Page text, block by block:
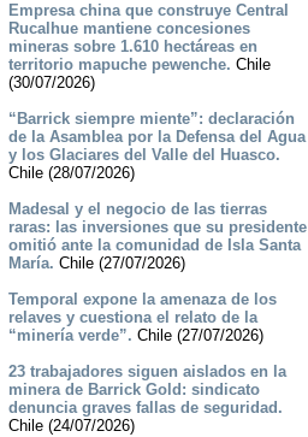
Empresa china que construye Central
Rucalhue mantiene concesiones
mineras sobre 1.610 hectáreas en
territorio mapuche pewenche. Chile
(30/07/2026)
“Barrick siempre miente”: declaración
de la Asamblea por la Defensa del Agua
y los Glaciares del Valle del Huasco.
Chile (28/07/2026)
Madesal y el negocio de las tierras
raras: las inversiones que su presidente
omitió ante la comunidad de Isla Santa
María. Chile (27/07/2026)
Temporal expone la amenaza de los
relaves y cuestiona el relato de la
“minería verde”. Chile (27/07/2026)
23 trabajadores siguen aislados en la
minera de Barrick Gold: sindicato
denuncia graves fallas de seguridad.
Chile (24/07/2026)